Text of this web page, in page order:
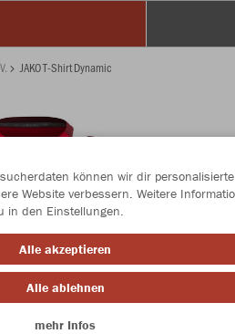
JAKO T-Shirt Dynamic
können wir dir personalisierte
Website verbessern. Weitere
in den Einstellungen.
Alle akzeptieren
Alle ablehnen
mehr Infos